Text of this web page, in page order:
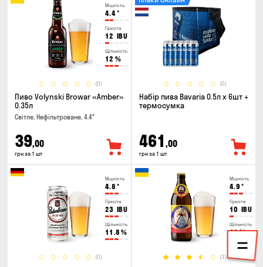
Міцність
4.4°
Гіркота
12 IBU
Щільність
12 %
(0)
Пиво Volynski Browar «Amber»
0.35л
Світле, Нефільтроване, 4.4°
39,00
грн за 1 шт
(0)
Набір пива Bavaria 0.5л х 6шт +
термосумка
461 ,00
грн за 1 шт
Міцність
4.8 °
Гіркота
23 IBU
Щільність
11.8 %
(0)
Міцність
4.9 °
Гіркота
10 IBU
Щільність
11%
(3)